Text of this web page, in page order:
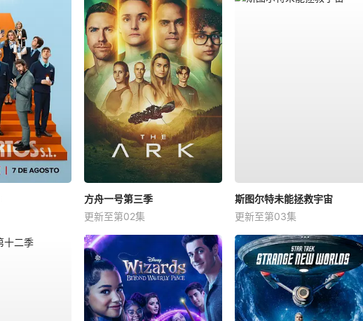
方舟一号第三季
更新至第02集
斯图尔特未能拯救宇宙
更新至第03集